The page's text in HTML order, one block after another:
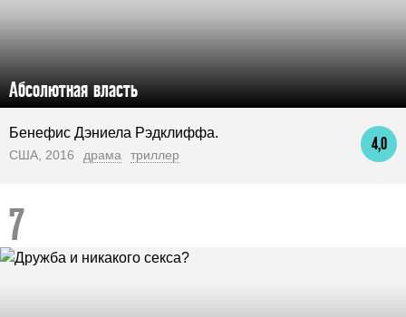
Абсолютная власть
4,0
Бенефис Дэниела Рэдклиффа.
США, 2016 драма триллер